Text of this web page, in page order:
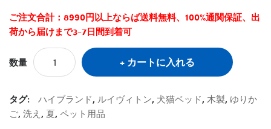
ご注文合計：8990円以上ならば送料無料、100%通関保証、出
荷から届けまで3-7日間到着可
数量 カートに入れる
タグ: ハイブランド, ルイヴィトン, 犬猫ベッド, 木製, ゆりか
ご, 洗え , 夏, ペット用品